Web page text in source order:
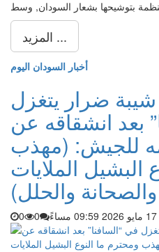
المزيد ...
أخبار السودان اليوم
شيبة ضرار يتغزل
بعد انشقاقه عن
للجيش: (مهذب
البشيل الملايات
والصحانة والحلل)
0
0